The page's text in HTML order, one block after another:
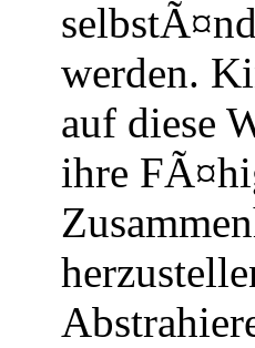
werden.
auf diese
ihre